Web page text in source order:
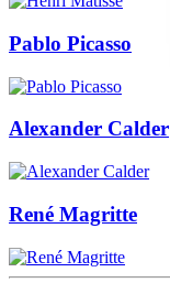
Pablo Picasso
Alexander Calder
René Magritte